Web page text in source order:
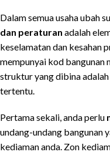
Dalam semua usaha ubah
dan peraturan adalah
keselamatan dan kesahan
mempunyai kod bangunan
struktur yang dibina
tertentu.
Pertama sekali, anda perlu
undang-undang bangunan
kediaman anda. Zon